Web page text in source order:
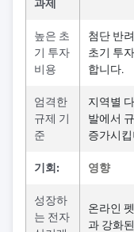
과제
높은 초
기 투자
비용
첨단 반
초기 투
합니다.
엄격한
규제 기
준
지역별
발에서
증가시
기회: 영향
성장하
는 전자
온라인
과 강화